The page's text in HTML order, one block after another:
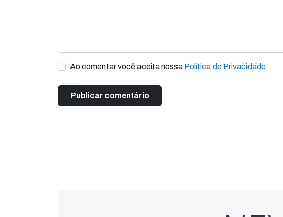
Ao comentar você aceita nossa Política de Privacidade